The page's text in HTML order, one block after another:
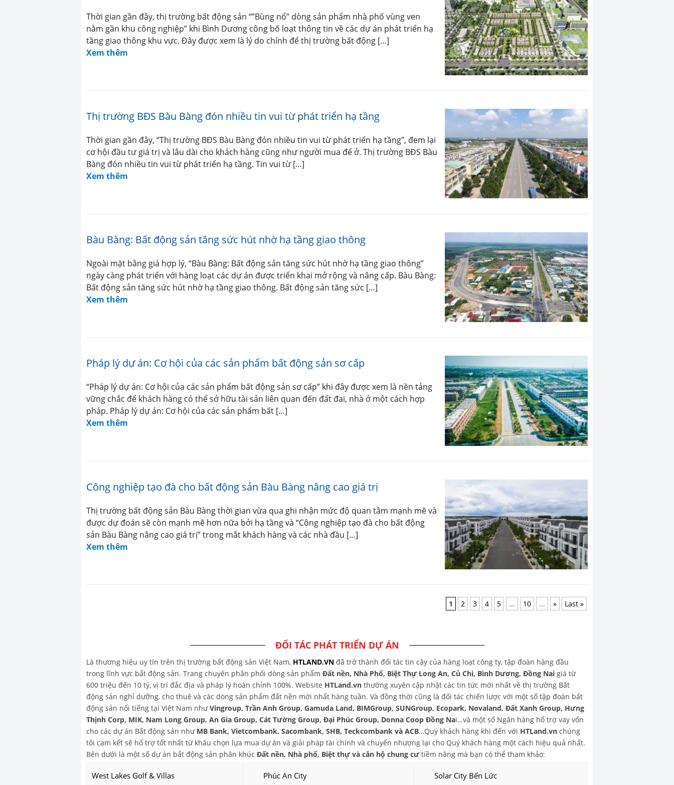
Thời gian gần đây, thị trường bất động sản “”Bùng nổ” dòng sản phẩm nhà phố vùng ven
nằm gần khu công nghiệp” khi Bình Dương công bố loạt thông tin về các dự án phát triển hạ
tầng giao thông khu vực. Đây được xem là lý do chính để thị trường bất động […]
Xem thêm
Thị trường BĐS Bàu Bàng đón nhiều tin vui từ phát triển hạ tầng
Thời gian gần đây, “Thị trường BĐS Bàu Bàng đón nhiều tin vui từ phát triển hạ tầng”, đem lại
cơ hội đầu tư giá trị và lâu dài cho khách hàng cũng như người mua để ở. Thị trường BĐS Bàu
Bàng đón nhiều tin vui từ phát triển hạ tầng. Tin vui từ […]
Xem thêm
Bàu Bàng: Bất động sản tăng sức hút nhờ hạ tầng giao thông
Ngoài mặt bằng giá hợp lý, “Bàu Bàng: Bất động sản tăng sức hút nhờ hạ tầng giao thông”
ngày càng phát triển với hàng loạt các dự án được triển khai mở rộng và nâng cấp. Bàu Bàng:
Bất động sản tăng sức hút nhờ hạ tầng giao thông. Bất động sản tăng sức […]
Xem thêm
Pháp lý dự án: Cơ hội của các sản phẩm bất động sản sơ cấp
“Pháp lý dự án: Cơ hội của các sản phẩm bất động sản sơ cấp” khi đây được xem là nền tảng
vững chắc để khách hàng có thể sở hữu tài sản liên quan đến đất đai, nhà ở một cách hợp
pháp. Pháp lý dự án: Cơ hội của các sản phẩm bất […]
Xem thêm
Công nghiệp tạo đà cho bất động sản Bàu Bàng nâng cao giá trị
Thị trường bất động sản Bàu Bàng thời gian vừa qua ghi nhận mức độ quan tâm mạnh mẽ và
được dự đoán sẽ còn mạnh mẽ hơn nữa bởi hạ tầng và “Công nghiệp tạo đà cho bất động
sản Bàu Bàng nâng cao giá trị” trong mắt khách hàng và các nhà đầu […]
Xem thêm
1 2 3 4 5 ... 10 ... » Last »
ĐỐI TÁC PHÁT TRIỂN DỰ ÁN
Là thương hiệu uy tín trên thị trường bất động sản Việt Nam, HTLAND.VN đã trở thành đối tác tin cậy của hàng loạt công ty, tập đoàn hàng đầu
trong lĩnh vực bất động sản. Trang chuyên phân phối dòng sản phẩm Đất nền, Nhà Phố, Biệt Thự Long An, Củ Chi, Bình Dương, Đồng Nai giá từ
600 triệu đến 10 tỷ, vị trí đắc địa và pháp lý hoàn chỉnh 100%. Website HTLand.vn thường xuyên cập nhật các tin tức mới nhất về thị trường Bất
động sản nghỉ dưỡng, cho thuê và các dòng sản phẩm đất nền mới nhất hàng tuần. Và đồng thời cũng là đối tác chiến lược với một số tập đoàn bất
động sản nổi tiếng tại Việt Nam nhưVingroup, Trần Anh Group, Gamuda Land, BIMGroup, SUNGroup, Ecopark, Novaland, Đất Xanh Group, Hưng
Thịnh Corp, MIK, Nam Long Group, An Gia Group, Cát Tường Group, Đại Phúc Group, Donna Coop Đồng Nai…và một số Ngân hàng hổ trợ vay vốn
cho các dự án Bất động sản như MB Bank, Vietcombank, Sacombank, SHB, Teckcombank và ACB…Quý khách hàng khi đến với HTLand.vn chúng
tôi cam kết sẽ hổ trợ tốt nhất từ khâu chọn lựa mua dự án và giải pháp tài chính và chuyển nhượng lại cho Quý khách hàng một cách hiệu quả nhất.
Bên dưới là một số dự án bất động sản phân khúc Đất nền, Nhà phố, Biệt thự và căn hộ chung cưtiềm năng mà bạn có thể tham khảo:
West Lakes Golf & Villas Phúc An City Solar City Bến Lức